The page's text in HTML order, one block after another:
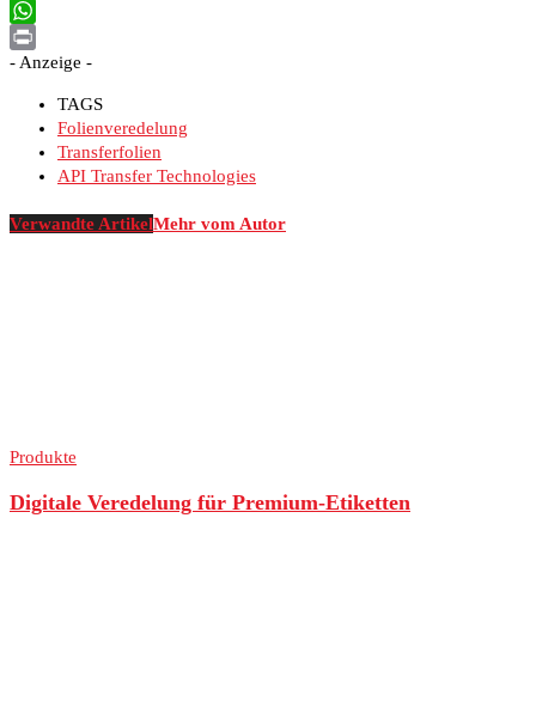
Email
WhatsApp
Print
- Anzeige -
TAGS
Folienveredelung
Transferfolien
API Transfer Technologies
Verwandte ArtikelMehr vom Autor
Produkte
Digitale Veredelung für Premium-Etiketten